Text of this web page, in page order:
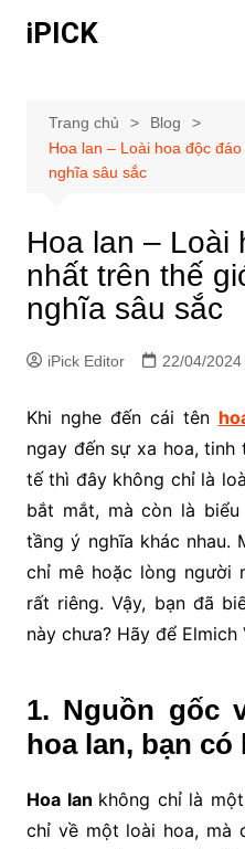
đếniPICK
Trang chủ
Blog
Hoa lan – Loài hoa độc
nghĩa sâu sắc
Hoa lan – Loài
nhất trên thế
nghĩa sâu sắc
iPick Editor 22/04/2024
Khi nghe đến cái tên
ngay đến sự xa hoa, tinh
tế thì đây không chỉ là
bắt mắt, mà còn là
tầng ý nghĩa khác nhau.
chỉ mê hoặc lòng người
rất riêng. Vậy, bạn đã
này chưa? Hãy để
1. Nguồn gốc
hoa lan, bạn có
Hoa lan không chỉ là
chỉ về một loài hoa, mà